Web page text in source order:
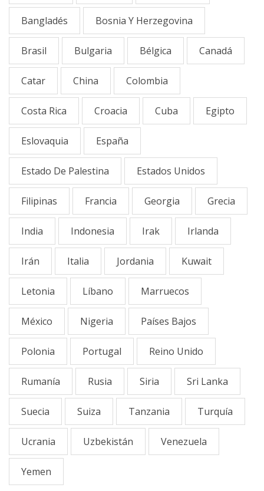
Bangladés Bosnia Y Herzegovina
Brasil Bulgaria Bélgica Canadá
Catar China Colombia
Costa Rica Croacia Cuba Egipto
Eslovaquia España
Estado De Palestina Estados Unidos
Filipinas Francia Georgia Grecia
India Indonesia Irak Irlanda
Irán Italia Jordania Kuwait
Letonia Líbano Marruecos
México Nigeria Países Bajos
Polonia Portugal Reino Unido
Rumanía Rusia Siria Sri Lanka
Suecia Suiza Tanzania Turquía
Ucrania Uzbekistán Venezuela
Yemen